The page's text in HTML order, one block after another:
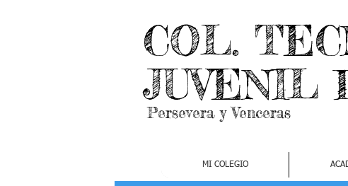
COL.
JUVENIL
Persevera y Venceras
MI COLEGIO